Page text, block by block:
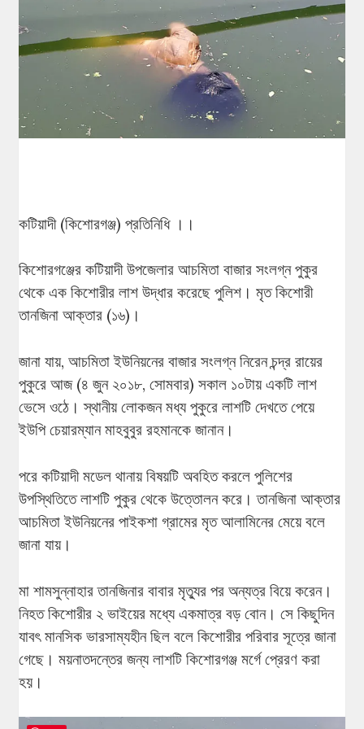
কটিয়াদী (কিশোরগঞ্জ) প্রতিনিধি ।।
কিশোরগঞ্জের কটিয়াদী উপজেলার আচমিতা বাজার সংলগ্ন পুকুর
থেকে এক কিশোরীর লাশ উদ্ধার করেছে পুলিশ। মৃত কিশোরী
তানজিনা আক্তার (১৬)।
জানা যায়, আচমিতা ইউনিয়নের বাজার সংলগ্ন নিরেন চন্দ্র রায়ের
পুকুরে আজ (৪ জুন ২০১৮, সোমবার) সকাল ১০টায় একটি লাশ
ভেসে ওঠে। স্থানীয় লোকজন মধ্য পুকুরে লাশটি দেখতে পেয়ে
ইউপি চেয়ারম্যান মাহবুবুর রহমানকে জানান।
পরে কটিয়াদী মডেল থানায় বিষয়টি অবহিত করলে পুলিশের
উপস্থিতিতে লাশটি পুকুর থেকে উত্তোলন করে। তানজিনা আক্তার
আচমিতা ইউনিয়নের পাইকশা গ্রামের মৃত আলামিনের মেয়ে বলে
জানা যায়।
মা শামসুন্নাহার তানজিনার বাবার মৃত্যুর পর অন্যত্র বিয়ে করেন।
নিহত কিশোরীর ২ ভাইয়ের মধ্যে একমাত্র বড় বোন। সে কিছুদিন
যাবৎ মানসিক ভারসাম্যহীন ছিল বলে কিশোরীর পরিবার সূত্রে জানা
গেছে। ময়নাতদন্তের জন্য লাশটি কিশোরগঞ্জ মর্গে প্রেরণ করা
হয়।